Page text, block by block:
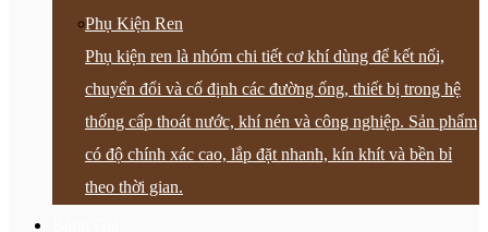
Phụ Kiện Ren
Phụ kiện ren là nhóm chi tiết cơ khí dùng để kết nối,
chuyển đổi và cố định các đường ống, thiết bị trong hệ
thống cấp thoát nước, khí nén và công nghiệp. Sản phẩm
có độ chính xác cao, lắp đặt nhanh, kín khít và bền bỉ
theo thời gian.